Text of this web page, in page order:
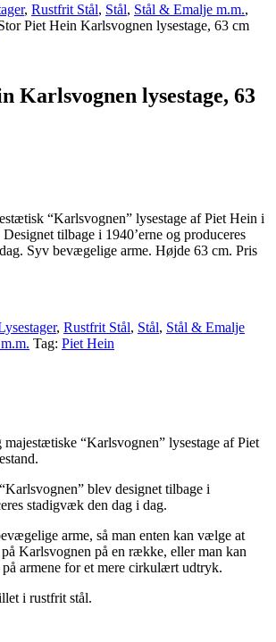
, Rustfrit Stål, Stål, Stål & Emalje m.m.,
Piet Hein Karlsvognen lysestage, 63 cm
Karlsvognen lysestage, 63
“Karlsvognen” lysestage af Piet Hein i
tilbage i 1940’erne og produceres
Syv bevægelige arme. Højde 63 cm. Pris
, Rustfrit Stål, Stål, Stål & Emalje
Tag: Piet Hein
“Karlsvognen” lysestage af Piet
blev designet tilbage i
stadigvæk den dag i dag.
arme, så man enten kan vælge at
Karlsvognen på en række, eller man kan
armene for et mere cirkulært udtryk.
i rustfrit stål.